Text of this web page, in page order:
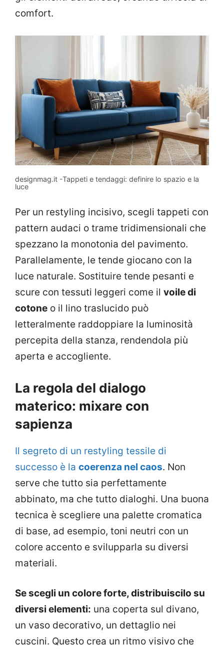
comfort.
designmag.it -Tappeti e tendaggi: definire lo spazio e la
luce
Per un restyling incisivo, scegli tappeti con
pattern audaci o trame tridimensionali che
spezzano la monotonia del pavimento.
Parallelamente, le tende giocano con la
luce naturale. Sostituire tende pesanti e
scure con tessuti leggeri come il voile di
cotone o il lino traslucido può
letteralmente raddoppiare la luminosità
percepita della stanza, rendendola più
aperta e accogliente.
La regola del dialogo
materico: mixare con
sapienza
Il segreto di un restyling tessile di
successo è la coerenza nel caos. Non
serve che tutto sia perfettamente
abbinato, ma che tutto dialoghi. Una buona
tecnica è scegliere una palette cromatica
di base, ad esempio, toni neutri con un
colore accento e svilupparla su diversi
materiali.
Se scegli un colore forte, distribuiscilo su
diversi elementi: una coperta sul divano,
un vaso decorativo, un dettaglio nei
cuscini. Questo crea un ritmo visivo che